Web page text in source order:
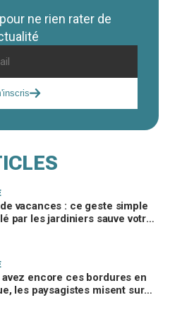
ne rien rater de
vacances : ce geste simple
par les jardiniers sauve votre
avez encore ces bordures en
les paysagistes misent sur